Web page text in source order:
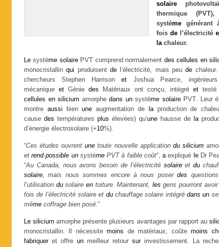
solaire
thermique
système
fois de l’électricité
lachaleur.
Le système solairePVT comprend normalement des cellules en
monocristallinqui produisentde l’électricité, mais peude
chercheurs Stephen Harrisonet Joshua Pearce,
mécanique et Génie des Matériaux ont conçu, intégré et
cellules en silicium amorphe dans unsystème solairePVT. Leur
montre aussi bienune augmentation de laproduction de
cause des températures plus élevées) qu’une hausse de la
d’énergie électrosolaire (+10%).
“Ces études ouvrentune toute nouvelle application du silicium
etrend possible unsystèmePVT à faible coût“,aexpliqué leDr
“Au Canada, nous avons besoin de l’électricité solaireetdu
solaire, mais nous sommes encore à nous poserdes
l’utilisation dusolaire entoiture. Maintenant, les gens pourront
fois de l’électricité solaire et duchauffage solaire intégrédans un
même coffrage bien posé.”
Le silicium amorphe présente plusieurs avantages par rapport au
monocristallin. Il nécessitemoins de matériaux, coûtemoins
fabriqueret offre un meilleur retour surinvestissement. La